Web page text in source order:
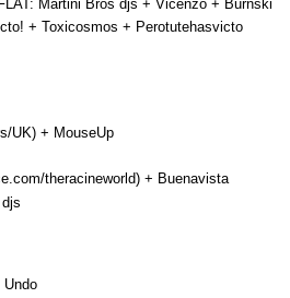
Märtini Brös djs + Vicenzo + Burnski
+ Toxicosmos + Perotutehasvicto
UK) + MouseUp
theracineworld) + Buenavista